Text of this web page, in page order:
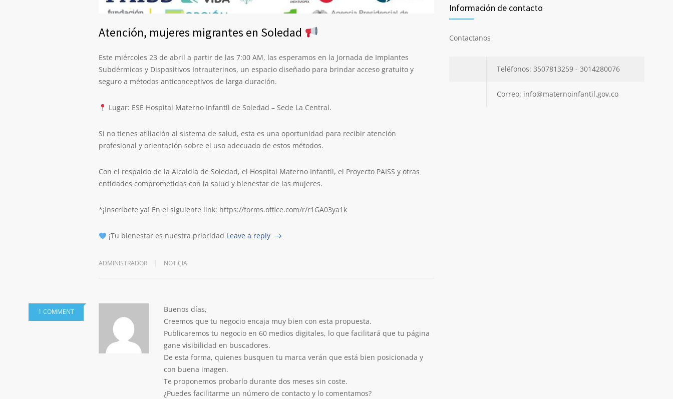
Atención, mujeres migrantes en Soledad
Este miércoles 23 de abril a partir de las 7:00 AM, las esperamos en la Jornada de Implantes
Subdérmicos y Dispositivos Intrauterinos, un espacio diseñado para brindar acceso gratuito y
seguro a métodos anticonceptivos de larga duración.
Lugar: ESE Hospital Materno Infantil de Soledad – Sede La Central.
Si no tienes afiliación al sistema de salud, esta es una oportunidad para recibir atención
profesional y orientación sobre el uso adecuado de estos métodos.
Con el respaldo de la Alcaldía de Soledad, el Hospital Materno Infantil, el Proyecto PAISS y otras
entidades comprometidas con la salud y bienestar de las mujeres.
*¡Inscríbete ya! En el siguiente link: https://forms.office.com/r/r1GA03ya1k
¡Tu bienestar es nuestra prioridad Leave a reply
ADMINISTRADOR NOTICIA
1 COMMENT
Buenos días,
Creemos que tu negocio encaja muy bien con esta propuesta.
Publicaremos tu negocio en 60 medios digitales, lo que facilitará que tu página
gane visibilidad en buscadores.
De esta forma, quienes busquen tu marca verán que está bien posicionada y
con buena imagen.
Te proponemos probarlo durante dos meses sin coste.
¿Puedes facilitarme un número de contacto y lo comentamos?
Información de contacto
Contactanos
Teléfonos: 3507813259 - 3014280076
Correo: info@maternoinfantil.gov.co